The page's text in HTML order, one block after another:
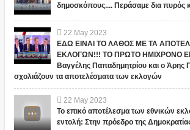
δημοσκόπους.... Περάσαμε δια πυρός
22 May 2023
ΕΔΩ ΕΙΝΑΙ ΤΟ ΛΑΘΟΣ ΜΕ ΤΑ
ΕΚΛΟΓΩΝ!!! ΤΟ ΠΡΩΤΟ ΗΜΙΧΡΟΝΟ
Βαγγέλης Παπαδημητρίου και ο Άρης
σχολιάζουν τα αποτελέσματα των εκλογών
22 May 2023
Το επικό αποτέλεσμα των εθνικών
εντολή: Στην πρόεδρο της